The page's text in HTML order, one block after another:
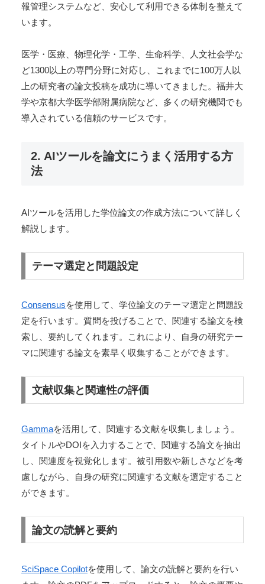
報管理システムなど、安心して利用できる体制を整えて
います。
医学・医療、物理化学・工学、生命科学、人文社会学な
ど1300以上の専門分野に対応し、これまでに100万人以
上の研究者の論文投稿を成功に導いてきました。福井大
学や京都大学医学部附属病院など、多くの研究機関でも
導入されている信頼のサービスです。
2. AIツールを論文にうまく活用する方
法
AIツールを活用した学位論文の作成方法について詳しく
解説します。
テーマ選定と問題設定
Consensusを使用して、学位論文のテーマ選定と問題設
定を行います。質問を投げることで、関連する論文を検
索し、要約してくれます。これにより、自身の研究テー
マに関連する論文を素早く収集することができます。
文献収集と関連性の評価
Gammaを活用して、関連する文献を収集しましょう。
タイトルやDOIを入力することで、関連する論文を抽出
し、関連度を視覚化します。被引用数や新しさなどを考
慮しながら、自身の研究に関連する文献を選定すること
ができます。
論文の読解と要約
SciSpace Copilotを使用して、論文の読解と要約を行い